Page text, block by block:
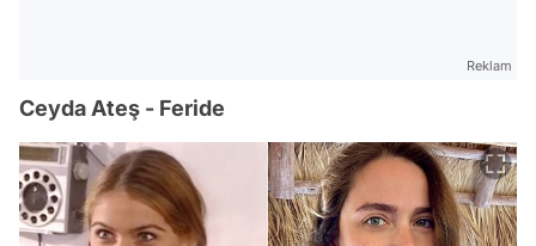
Reklam
Ceyda Ateş - Feride